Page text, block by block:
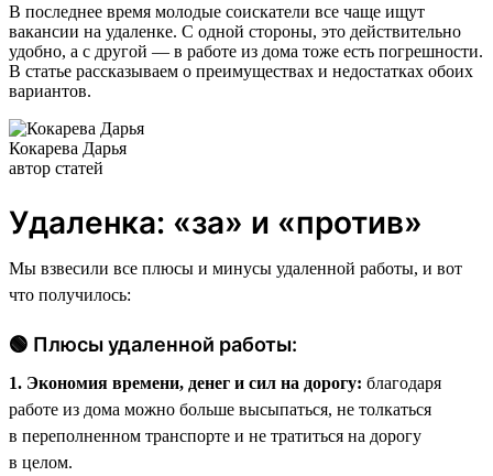
В последнее время молодые соискатели все чаще ищут
вакансии на удаленке. С одной стороны, это действительно
удобно, а с другой — в работе из дома тоже есть погрешности.
В статье рассказываем о преимуществах и недостатках обоих
вариантов.
Кокарева Дарья
автор статей
Удаленка: «за» и «против»
Мы взвесили все плюсы и минусы удаленной работы, и вот
что получилось:
🟢 Плюсы удаленной работы:
1. Экономия времени, денег и сил на дорогу: благодаря
работе из дома можно больше высыпаться, не толкаться
в переполненном транспорте и не тратиться на дорогу
в целом.